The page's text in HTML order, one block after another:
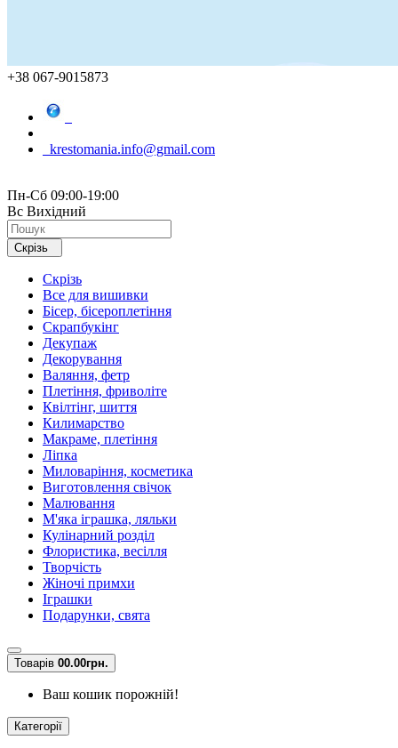
+38 067-9015873
krestomania.info@gmail.com
Пн-Сб 09:00-19:00
Вс Вихідний
Скрізь
Скрізь
Все для вишивки
Бісер, бісероплетіння
Скрапбукінг
Декупаж
Декорування
Валяння, фетр
Плетіння, фриволіте
Квілтінг, шиття
Килимарство
Макраме, плетіння
Ліпка
Миловаріння, косметика
Виготовлення свічок
Малювання
М'яка іграшка, ляльки
Кулінарний розділ
Флористика, весілля
Творчість
Жіночі примхи
Іграшки
Подарунки, свята
Товарів 00.00грн.
Ваш кошик порожній!
Категорії